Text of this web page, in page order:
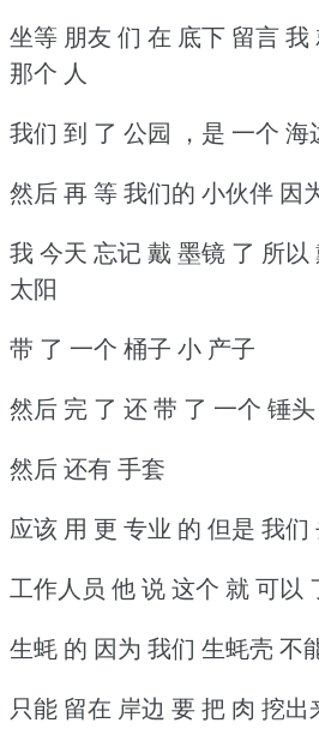
坐等 朋友 们 在 底下 留言 我
那个 人
我们 到 了 公园 ，是 一个 海
然后 再 等 我们的 小伙伴 因
我 今天 忘记 戴 墨镜 了 所
太阳
带 了 一个 桶子 小 产子
然后 完 了 还 带 了 一个 锤头
然后 还有 手套
应该 用 更 专业 的 但是 我们
工作人员 他 说 这个 就 可以
生蚝 的 因为 我们 生蚝壳 不
只能 留在 岸边 要 把 肉 挖出